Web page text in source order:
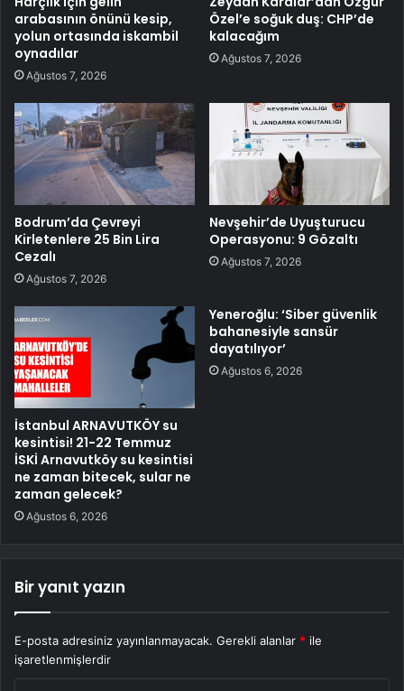
arabasının önünü kesip,
yolun ortasında iskambil
oynadılar
Ağustos 7, 2026
Özel’e soğuk duş: CHP’de
kalacağım
Ağustos 7, 2026
Bodrum’da Çevreyi
Kirletenlere 25 Bin Lira
Cezalı
Ağustos 7, 2026
Nevşehir’de Uyuşturucu
Operasyonu: 9 Gözaltı
Ağustos 7, 2026
İstanbul ARNAVUTKÖY su
kesintisi! 21-22 Temmuz
İSKİ Arnavutköy su kesintisi
ne zaman bitecek, sular ne
zaman gelecek?
Ağustos 6, 2026
Yeneroğlu: ‘Siber güvenlik
bahanesiyle sansür
dayatılıyor’
Ağustos 6, 2026
Bir yanıt yazın
E-posta adresiniz yayınlanmayacak. Gerekli alanlar * ile
işaretlenmişlerdir